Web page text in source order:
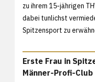
zu ihrem 15-jährigen
dabei tunlichst
Spitzensport zu
Erste Frau in
Männer-Profi-Club